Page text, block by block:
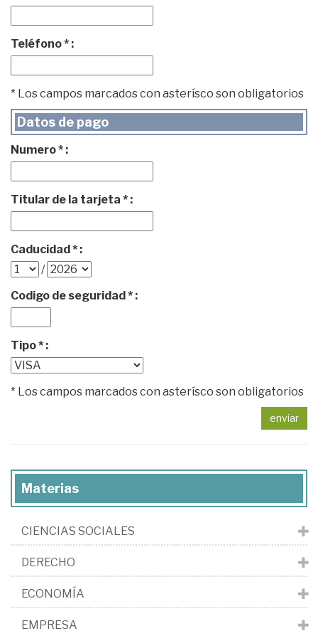
Teléfono * :
* Los campos marcados con asterísco son obligatorios
Datos de pago
Numero * :
Titular de la tarjeta * :
Caducidad * :
/
Codigo de seguridad * :
Tipo * :
* Los campos marcados con asterísco son obligatorios
enviar
Materias
CIENCIAS SOCIALES
DERECHO
ECONOMÍA
EMPRESA